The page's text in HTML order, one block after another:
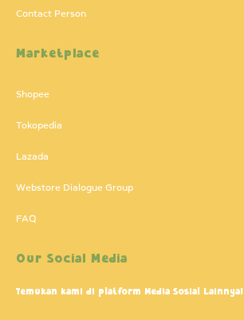
Contact Person
Marketplace
Shopee
Tokopedia
Lazada
Webstore Dialogue Group
FAQ
Our Social Media
Temukan kami di platform Media Sosial Lainnya!